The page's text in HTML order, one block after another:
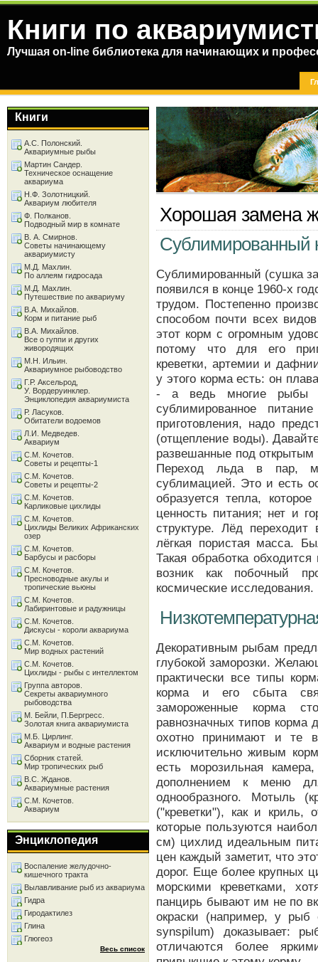
Книги по
Лучшая on-line библиотека для начинающих и
Хорошая замена
Сублимированный
Сублимированный (сушка
появился в конце 1960-х
трудом. Постепенно
способом почти всех
этот корм с огромным
потому что для его
креветки, артемии и
у этого корма есть: он
- а ведь многие рыбы
сублимированное
приготовления, надо
(отщепление воды).
развешанные под открытым
Переход льда в пар,
сублимацией. Это и есть
образуется тепла,
ценность питания; нет и
структуре. Лёд
лёгкая пористая масса.
Такая обработка
возник как побочный
космические исследования.
Декоративным рыбам
глубокой заморозки.
практически все типы
корма и его сбыта
замороженные корма
равнозначных типов корма
охотно принимают и те
исключительно живым
есть морозильная
дополнением к меню
однообразного. Мотыль
("креветки"), как и криль,
которые пользуются
см) цихлид идеальным
цен каждый заметит, что
дорог. Еще более крупных
морскими креветками,
панцирь бывают им не по
окраски (например, у рыб
synspilum) доказывает:
отличаются более
Книги
А.С. Полонский.
Аквариумные рыбы
Мартин Сандер.
Техническое оснащение
аквариума
Н.Ф. Золотницкий.
Аквариум любителя
Ф. Полканов.
Подводный мир в комнате
В. А. Смирнов.
Советы начинающему
аквариумисту
М.Д. Махлин.
По аллеям гидросада
М.Д. Махлин.
Путешествие по аквариуму
В.А. Михайлов.
Корм и питание рыб
В.А. Михайлов.
Все о гуппи и других
живородящих
М.Н. Ильин.
Аквариумное рыбоводство
Г.Р. Аксельрод,
У. Вордеруинклер.
Энциклопедия аквариумиста
Р. Ласуков.
Обитатели водоемов
Л.И. Медведев.
Аквариум
С.М. Кочетов.
Советы и рецепты-1
С.М. Кочетов.
Советы и рецепты-2
С.М. Кочетов.
Карликовые цихлиды
С.М. Кочетов.
Цихлиды Великих Африканских
озер
С.М. Кочетов.
Барбусы и расборы
С.М. Кочетов.
Пресноводные акулы и
тропические вьюны
С.М. Кочетов.
Лабиринтовые и радужницы
С.М. Кочетов.
Дискусы - короли аквариума
С.М. Кочетов.
Мир водных растений
С.М. Кочетов.
Цихлиды - рыбы с интеллектом
Группа авторов.
Секреты аквариумного
рыбоводства
М. Бейли, П.Бергресс.
Золотая книга аквариумиста
М.Б. Цирлинг.
Аквариум и водные растения
Сборник статей.
Мир тропических рыб
В.С. Жданов.
Аквариумные растения
С.М. Кочетов.
Аквариум
Энциклопедия
Воспаление желудочно-
кишечного тракта
Вылавливание рыб из аквариума
Гидра
Гиродактилез
Глина
Глюгеоз
Весь список